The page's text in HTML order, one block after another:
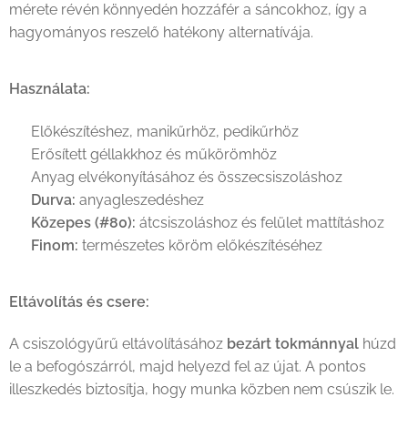
mérete révén könnyedén hozzáfér a sáncokhoz, így a
hagyományos reszelő hatékony alternatívája.
Használata:
✔ Előkészítéshez, manikűrhöz, pedikűrhöz
✔ Erősített géllakkhoz és műkörömhöz
✔ Anyag elvékonyításához és összecsiszoláshoz
Durva: anyagleszedéshez
Közepes (#80): átcsiszoláshoz és felület mattításhoz
Finom: természetes köröm előkészítéséhez
Eltávolítás és csere:
A csiszológyűrű eltávolításához bezárt tokmánnyal húzd
le a befogószárról, majd helyezd fel az újat. A pontos
illeszkedés biztosítja, hogy munka közben nem csúszik le.